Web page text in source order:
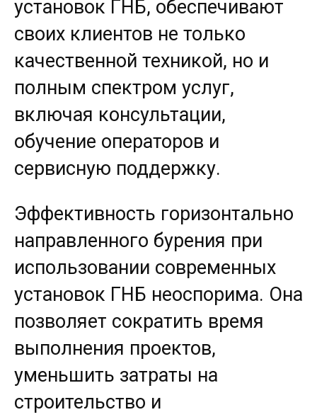
установок ГНБ, обеспечивают
своих клиентов не только
качественной техникой, но и
полным спектром услуг,
включая консультации,
обучение операторов и
сервисную поддержку.
Эффективность горизонтально
направленного бурения при
использовании современных
установок ГНБ неоспорима. Она
позволяет сократить время
выполнения проектов,
уменьшить затраты на
строительство и